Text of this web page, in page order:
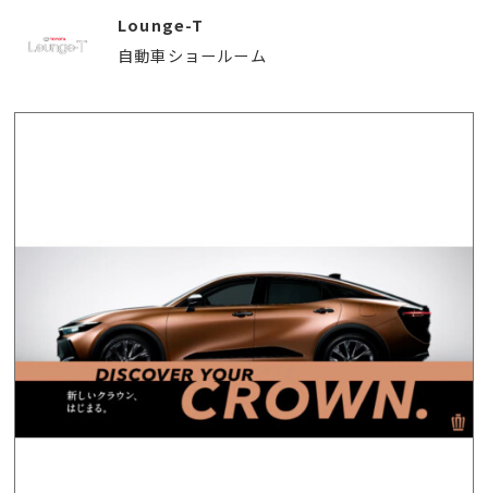
Lounge-T
自動車ショールーム